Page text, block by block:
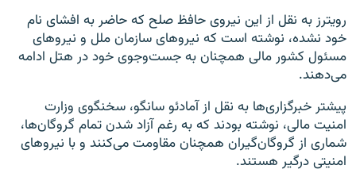
رویترز به نقل از این نیروی حافظ صلح که حاضر به افشای نام
خود نشده، نوشته است که نیروهای سازمان ملل و نیروهای
مسئول کشور مالی همچنان به جست‌وجوی خود در هتل ادامه
می‌دهند.
پیشتر خبرگزاری‌ها به نقل از آمادئو سانگو، سخنگوی وزارت
امنیت مالی، نوشته بودند که به رغم آزاد شدن تمام گروگان‌ها،
شماری از گروگان‌گیران همچنان مقاومت می‌کنند و با نیروهای
امنیتی درگیر هستند.​